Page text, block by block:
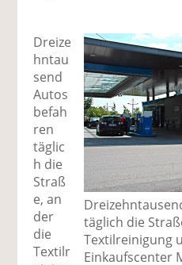
täglich die
Textilreinigung
Einkaufscenter
Dreize
hntau
send
Autos
befah
ren
täglic
h die
Straß
e, an
der
die
Textilr